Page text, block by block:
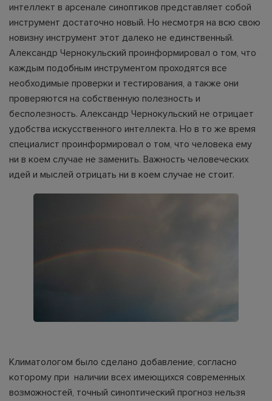
интеллект в арсенале синоптиков представляет собой
инструмент достаточно новый. Но несмотря на всю свою
новизну инструмент этот далеко не единственный.
Александр Чернокульский проинформировал о том, что
каждым подобным инструментом проходятся все
необходимые проверки и тестирования, а также они
проверяются на собственную полезность и
бесполезность. Александр Чернокульский не отрицает
удобства искусственного интеллекта. Но в то же время
специалист проинформировал о том, что человека ему
ни в коем случае не заменить. Важность человеческих
идей и мыслей отрицать ни в коем случае не стоит.
Климатологом было сделано добавление, согласно
которому при наличии всех имеющихся современных
возможностей, точный синоптический прогноз нельзя